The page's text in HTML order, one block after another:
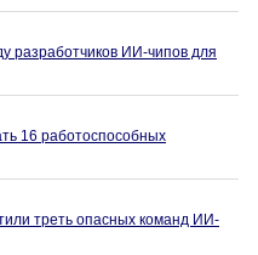
разработчиков ИИ-чипов для
16 работоспособных
треть опасных команд ИИ-